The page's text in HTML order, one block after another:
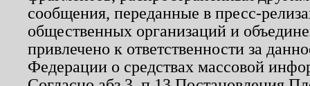
сообщения, переданные в пресс-
общественных организаций и
привлечено к ответственности за
Федерации о средствах массовой